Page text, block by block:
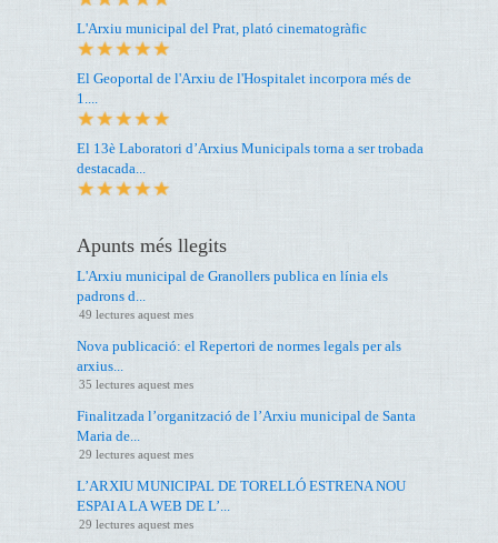
L'Arxiu municipal del Prat, plató cinematogràfic
El Geoportal de l'Arxiu de l'Hospitalet incorpora més de
1....
El 13è Laboratori d’Arxius Municipals torna a ser trobada
destacada...
Apunts més llegits
L'Arxiu municipal de Granollers publica en línia els
padrons d...
49 lectures aquest mes
Nova publicació: el Repertori de normes legals per als
arxius...
35 lectures aquest mes
Finalitzada l’organització de l’Arxiu municipal de Santa
Maria de...
29 lectures aquest mes
L’ARXIU MUNICIPAL DE TORELLÓ ESTRENA NOU
ESPAI A LA WEB DE L’...
29 lectures aquest mes